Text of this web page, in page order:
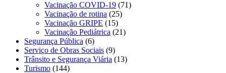
Vacinação COVID-19 (71)
Vacinação de rotina (25)
Vacinação GRIPE (15)
Vacinação Pediátrica (21)
Segurança Pública (6)
Serviço de Obras Sociais (9)
Trânsito e Segurança Viária (13)
Turismo (144)